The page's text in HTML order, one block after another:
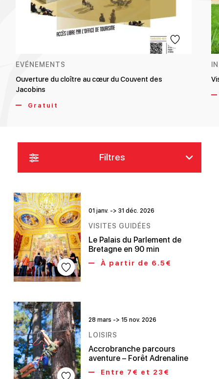
EVÉNEMENTS
Ouverture du cloître au cœur du Couvent des
Jacobins
Gratuit
Filtres
01 janv. -> 31 déc. 2026
VISITES GUIDÉES
Le Palais du Parlement de
Bretagne en 90 min
À partir de 6.5€
28 mars -> 15 nov. 2026
LOISIRS
Accrobranche parcours
aventure – Forêt Adrenaline
Entre 7€ et 23€